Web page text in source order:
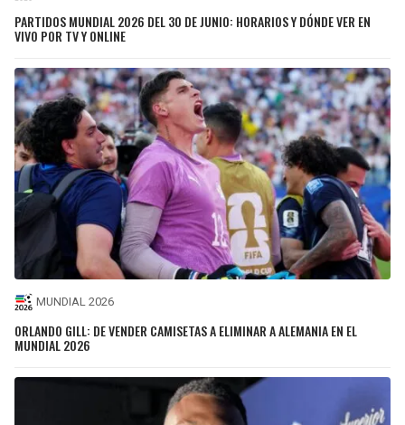
PARTIDOS MUNDIAL 2026 DEL 30 DE JUNIO: HORARIOS Y DÓNDE VER EN
VIVO POR TV Y ONLINE
MUNDIAL 2026
ORLANDO GILL: DE VENDER CAMISETAS A ELIMINAR A ALEMANIA EN EL
MUNDIAL 2026